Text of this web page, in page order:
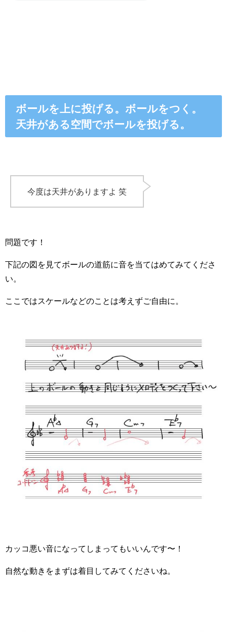
ボールを上に投げる。ボールをつく。
天井がある空間でボールを投げる。
今度は天井がありますよ 笑
問題です！
下記の図を見てボールの道筋に音を当てはめてみてくださ
い。
ここではスケールなどのことは考えずご自由に。
カッコ悪い音になってしまってもいいんです〜！
自然な動きをまずは着目してみてくださいね。